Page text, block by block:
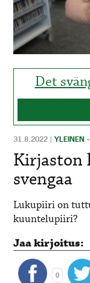
MAINOSTAJILLE
Det
31.8.2022 |YLEINEN
Kirjaston
svengaa
Lukupiiri on
kuuntelupiiri?
Jaa kirjoitus:
0